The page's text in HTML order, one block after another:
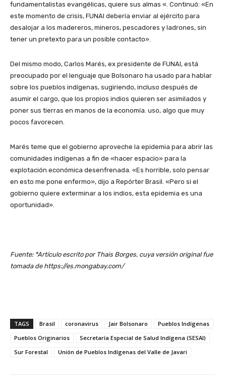
fundamentalistas evangélicas, quiere sus almas «. Continuó: «En
este momento de crisis, FUNAI debería enviar al ejército para
desalojar a los madereros, mineros, pescadores y ladrones, sin
tener un pretexto para un posible contacto».
Del mismo modo, Carlos Marés, ex presidente de FUNAI, está
preocupado por el lenguaje que Bolsonaro ha usado para hablar
sobre los pueblos indígenas, sugiriendo, incluso después de
asumir el cargo, que los propios indios quieren ser asimilados y
poner sus tierras en manos de la economía. uso, algo que muy
pocos favorecen.
Marés teme que el gobierno aproveche la epidemia para abrir las
comunidades indígenas a fin de «hacer espacio» para la
explotación económica desenfrenada. «Es horrible, solo pensar
en esto me pone enfermo», dijo a Repórter Brasil. «Pero si el
gobierno quiere exterminar a los indios, esta epidemia es una
oportunidad».
Fuente: *Artículo escrito por Thais Borges, cuya versión original fue
tomada de https://es.mongabay.com/
TAGS Brasil coronavirus Jair Bolsonaro
Pueblos Indígenas
Pueblos Originarios
Secretaría Especial de Salud Indígena (SESAI)
Sur Forestal
Unión de Pueblos Indígenas del Valle de Javari